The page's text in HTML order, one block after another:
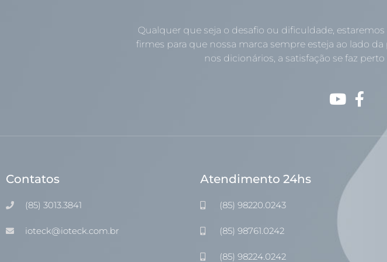
Qualquer que seja o desafio ou dificuldade,
firmes para que nossa marca sempre esteja ao lado
nos dicionários, a satisfação se faz
Contatos
(85) 3013.3841
ioteck@ioteck.com.br
Atendimento 24hs
(85) 98220.0243
(85) 98761.0242
(85) 98224.0242